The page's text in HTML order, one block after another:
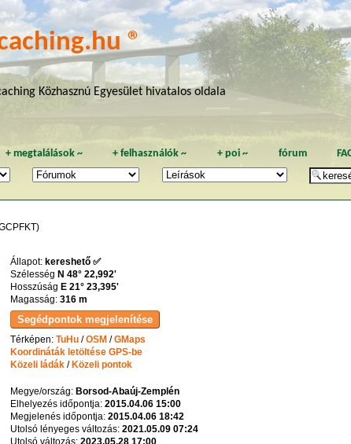
®
Közhasznú Egyesület hivatalos oldala
+ megtalálások~ +felhasználók ~ + poi~ fórum
Állapot: kereshető ✅
Szélesség N 48° 22,992'
Hosszúság E 21° 23,395'
Magasság: 316 m
Térképen: TuHu/OSM/GMaps
Koordináták letöltése GPS-be
Közeli ládák/Közeli pontok
Megye/ország: Borsod-Abaúj-Zemplén
Elhelyezés időpontja: 2015.04.06 15:00
Megjelenés időpontja: 2015.04.06 18:42
Utolsó lényeges változás: 2021.05.09 07:24
Utolsó változás: 2023.05.28 17:00